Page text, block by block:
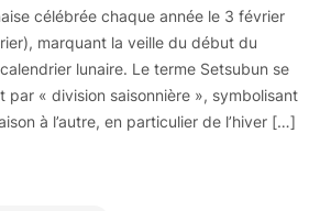
célébrée chaque année le 3 février
marquant la veille du début du
lunaire. Le terme Setsubun se
par « division saisonnière », symbolisant
à l’autre, en particulier de l’hiver […]